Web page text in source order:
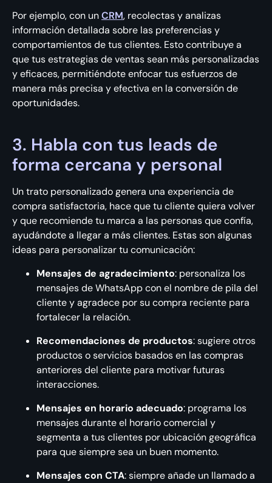
Por ejemplo, con unCRM, recolectas y analizas
información detallada sobre las preferencias y
comportamientos de tus clientes. Esto contribuye a
que tus estrategias de ventas sean más personalizadas
y eficaces, permitiéndote enfocar tus esfuerzos de
manera más precisa y efectiva en la conversión de
oportunidades.
3. Habla con tus leads de
forma cercana y personal
Un trato personalizado genera una experiencia de
compra satisfactoria, hace que tu cliente quiera volver
y que recomiende tu marca a las personas que confía,
ayudándote a llegar a más clientes. Estas son algunas
ideas para personalizar tu comunicación:
Mensajes de agradecimiento: personaliza los
mensajes de WhatsApp con el nombre de pila del
cliente y agradece por su compra reciente para
fortalecer la relación.
Recomendaciones de productos: sugiere otros
productos o servicios basados en las compras
anteriores del cliente para motivar futuras
interacciones.
Mensajes en horario adecuado: programa los
mensajes durante el horario comercial y
segmenta a tus clientes por ubicación geográfica
para que siempre sea un buen momento.
Mensajes con CTA: siempre añade un llamado a